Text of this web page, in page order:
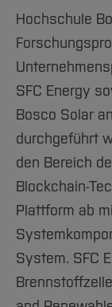
Hochschule
SFC Energy
Bosco Solar
durchgeführt
den Bereich
Blockchain-
Plattform ab
System. SFC